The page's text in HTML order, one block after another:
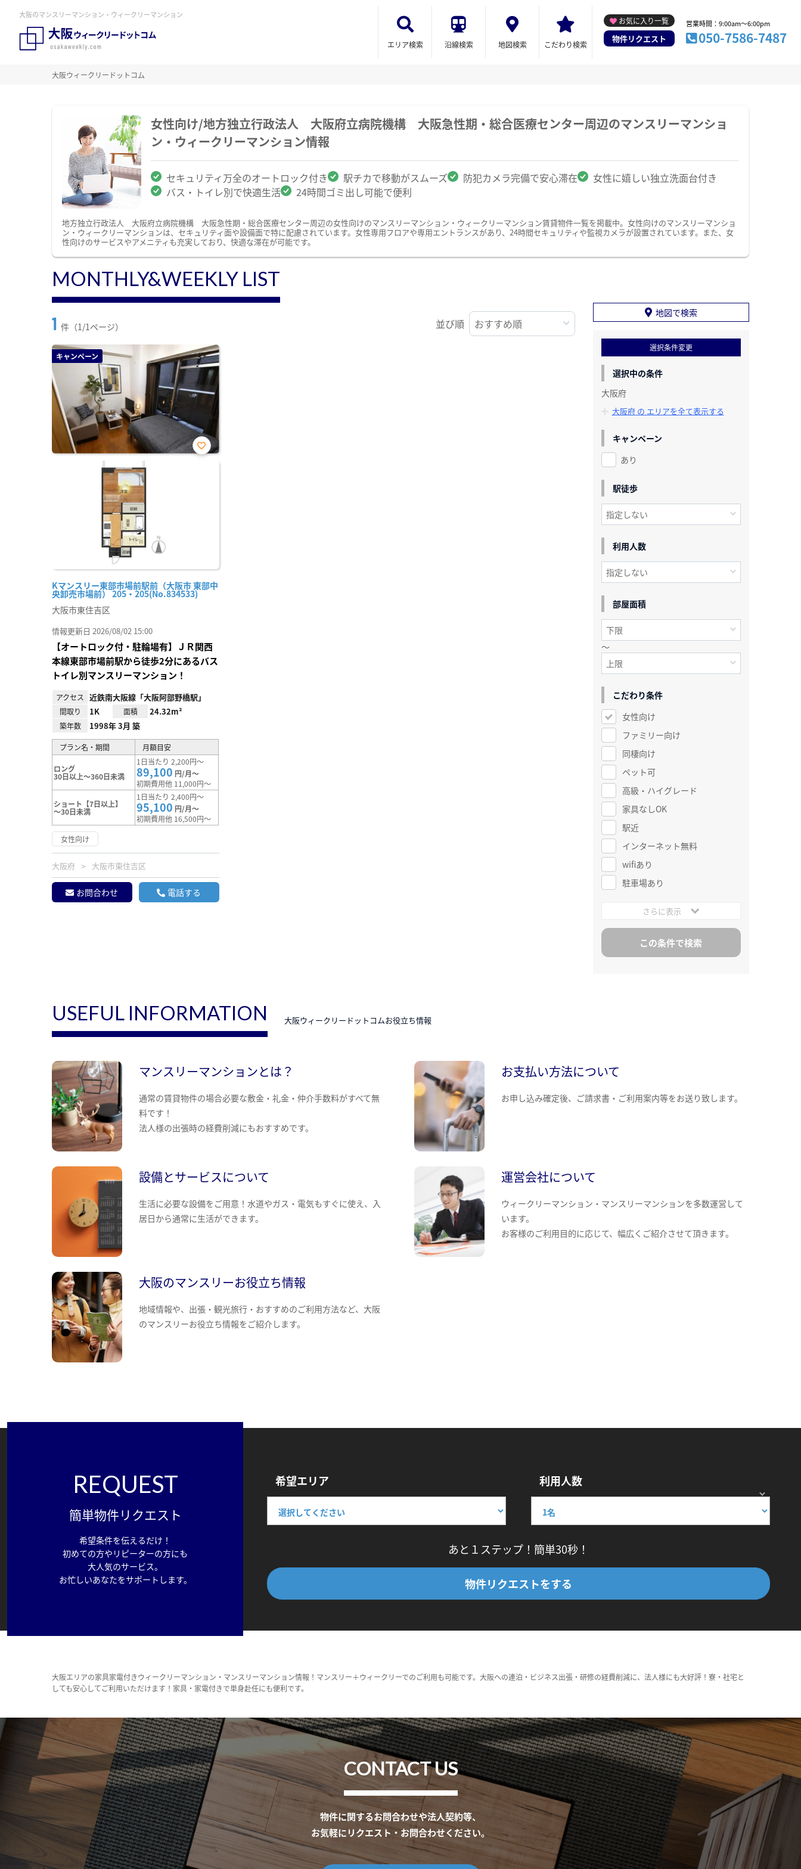
大阪のマンスリーマンション・ウィークリーマンション
エリア検索 沿線検索 地図検索 こだわり検索
お気に入り一覧
物件リクエスト
営業時間：9:00am～6:00pm
050-7586-7487
大阪ウィークリードットコム
女性向け/地方独立行政法人 大阪府立病院機構 大阪急性期・総合医療センター周辺のマンスリーマンショ
ン・ウィークリーマンション情報
セキュリティ万全のオートロック付き 駅チカで移動がスムーズ 防犯カメラ完備で安心滞在
女性に嬉しい独立洗面台付き
バス・トイレ別で快適生活
24時間ゴミ出し可能で便利
地方独立行政法人 大阪府立病院機構 大阪急性期・総合医療センター周辺の女性向けのマンスリーマンション・ウィークリーマンション賃貸物件一覧を掲載中。女性向けのマンスリーマンショ
ン・ウィークリーマンションは、セキュリティ面や設備面で特に配慮されています。女性専用フロアや専用エントランスがあり、24時間セキュリティや監視カメラが設置されています。また、女
性向けのサービスやアメニティも充実しており、快適な滞在が可能です。
MONTHLY&WEEKLY LIST
1 件（1/1ページ） 並び順
キャンペーン
Kマンスリー東部市場前駅前（大阪市 東部中
央卸売市場前） 205・205(No.834533)
お気
大阪市東住吉区
情報更新日 2026/08/02 15:00
【オートロック付・駐輪場有】ＪＲ関西
本線東部市場前駅から徒歩2分にあるバス
トイレ別マンスリーマンション！
アクセス 近鉄南大阪線「大阪阿部野橋駅」
間取り 1K 面積 24.32m²
築年数 1998年 3月 築
プラン名・期間 月額目安
ロング
30日以上～360日未満
1日当たり 2,200円～
89,100 円/月～
初期費用他 11,000円～
ショート【7日以上】
～30日未満
1日当たり 2,400円～
95,100 円/月～
初期費用他 16,500円～
女性向け
大阪府 大阪市東住吉区
お問合わせ 電話する
地図で検索
選択条件変更
選択中の条件
大阪府
大阪府 の エリアを全て表示する
キャンペーン
あり
駅徒歩
利用人数
部屋面積
～
こだわり条件
女性向け
ファミリー向け
同棲向け
ペット可
高級・ハイグレード
家具なしOK
駅近
インターネット無料
wifiあり
駐車場あり
さらに表示
USEFUL INFORMATION 大阪ウィークリードットコムお役立ち情報
マンスリーマンションとは？
通常の賃貸物件の場合必要な敷金・礼金・仲介手数料がすべて無
料です！
法人様の出張時の経費削減にもおすすめです。
お支払い方法について
お申し込み確定後、ご請求書・ご利用案内等をお送り致します。
設備とサービスについて
生活に必要な設備をご用意！水道やガス・電気もすぐに使え、入
居日から通常に生活ができます。
運営会社について
ウィークリーマンション・マンスリーマンションを多数運営して
います。
お客様のご利用目的に応じて、幅広くご紹介させて頂きます。
大阪のマンスリーお役立ち情報
地域情報や、出張・観光旅行・おすすめのご利用方法など、大阪
のマンスリーお役立ち情報をご紹介します。
REQUEST
簡単物件リクエスト
希望条件を伝えるだけ！
初めての方やリピーターの方にも
大人気のサービス。
お忙しいあなたをサポートします。
希望エリア 利用人数
あと１ステップ！簡単30秒！
物件リクエストをする
大阪エリアの家具家電付きウィークリーマンション・マンスリーマンション情報！マンスリー＋ウィークリーでのご利用も可能です。大阪への連泊・ビジネス出張・研修の経費削減に、法人様にも大好評！寮・社宅と
しても安心してご利用いただけます！家具・家電付きで単身赴任にも便利です。
CONTACT US
物件に関するお問合わせや法人契約等、
お気軽にリクエスト・お問合わせください。